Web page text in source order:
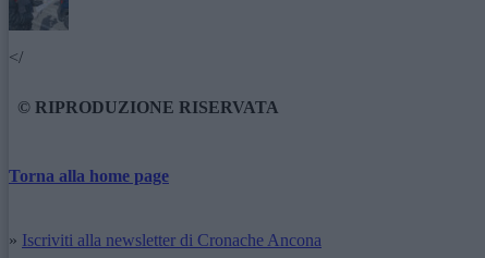
</
© RIPRODUZIONE RISERVATA
Torna alla home page
» Iscriviti alla newsletter di Cronache Ancona